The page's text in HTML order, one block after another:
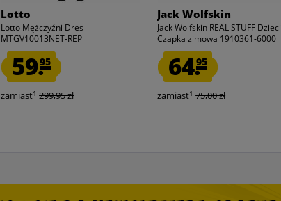
Lotto
Lotto Mężczyźni Dres
MTGV10013NET-REP
59.95
zamiast1 299,95 zł
Jack Wolfskin
Jack Wolfskin REAL STUFF Dzieci
Czapka zimowa 1910361-6000
64.95
zamiast1 75,00 zł